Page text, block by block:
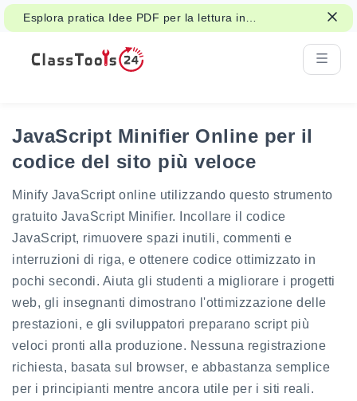
Esplora pratica Idee PDF per la lettura in
aula, handouts e lavoro studentesco.
JavaScript Minifier Online per il
codice del sito più veloce
Minify JavaScript online utilizzando questo strumento
gratuito JavaScript Minifier. Incollare il codice
JavaScript, rimuovere spazi inutili, commenti e
interruzioni di riga, e ottenere codice ottimizzato in
pochi secondi. Aiuta gli studenti a migliorare i progetti
web, gli insegnanti dimostrano l'ottimizzazione delle
prestazioni, e gli sviluppatori preparano script più
veloci pronti alla produzione. Nessuna registrazione
richiesta, basata sul browser, e abbastanza semplice
per i principianti mentre ancora utile per i siti reali.